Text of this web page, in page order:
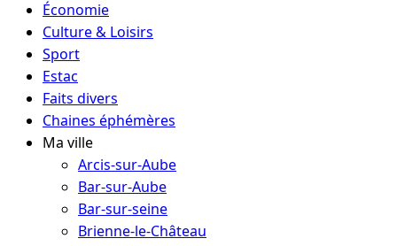
Économie
Culture & Loisirs
Sport
Estac
Faits divers
Chaines éphémères
Ma ville
Arcis-sur-Aube
Bar-sur-Aube
Bar-sur-seine
Brienne-le-Château